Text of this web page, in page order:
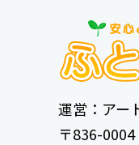
運営：アー
〒836-